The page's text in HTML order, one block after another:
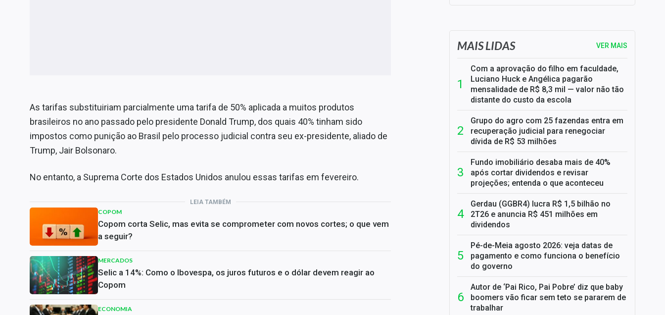
As tarifas substituiriam parcialmente uma tarifa de 50% aplicada a muitos produtos
brasileiros no ano passado pelo presidente Donald Trump, dos quais 40% tinham sido
impostos como punição ao Brasil pelo processo judicial contra seu ex-presidente, aliado de
Trump, Jair Bolsonaro.
No entanto, a Suprema Corte dos Estados Unidos anulou essas tarifas em fevereiro.
LEIA TAMBÉM
COPOM
Copom corta Selic, mas evita se comprometer com novos cortes; o que vem
a seguir?
MERCADOS
Selic a 14%: Como o Ibovespa, os juros futuros e o dólar devem reagir ao
Copom
ECONOMIA
SELIC em 14%: A repercussão da decisão sobre os JUROS
MAIS LIDAS VER MAIS
Com a aprovação do filho em faculdade,
Luciano Huck e Angélica pagarão
mensalidade de R$ 8,3 mil — valor não tão
distante do custo da escola
Grupo do agro com 25 fazendas entra em
recuperação judicial para renegociar
dívida de R$ 53 milhões
Fundo imobiliário desaba mais de 40%
após cortar dividendos e revisar
projeções; entenda o que aconteceu
Gerdau (GGBR4) lucra R$ 1,5 bilhão no
2T26 e anuncia R$ 451 milhões em
dividendos
Pé-de-Meia agosto 2026: veja datas de
pagamento e como funciona o benefício
do governo
Autor de ‘Pai Rico, Pai Pobre’ diz que baby
boomers vão ficar sem teto se pararem de
trabalhar